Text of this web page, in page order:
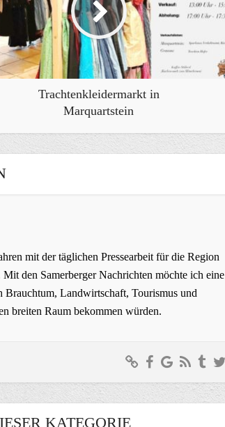
Trachtenkleidermarkt in
Marquartstein
mit der täglichen Pressearbeit für die Region
den Samerberger Nachrichten möchte ich eine
Brauchtum, Landwirtschaft, Tourismus und
breiten Raum bekommen würden.
KATEGORIE